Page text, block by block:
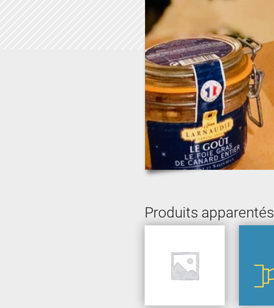
Produits apparentés